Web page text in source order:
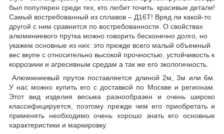
был популярен среди тех, кто любит точить красивые детали!
Самый востребованный из сплавов – Д16Т! Вряд ли какой-то
другой с ним сравнится по востребованности. О свойствах
алюминиевого прутка можно говорить бесконечно долго, но
укажем основные из них: это прежде всего малый объемный
вес вкупе с относительно высокой прочностью, устойчивость к
коррозиии и агресивным средам а так же его экологичность.
Алюминиевый пруток поставляется длиной 2м, 3м или 6м.
У нас можно купить его с доставкой по Москве и регионам.
Этот вид изделия весьма разнообразен и очень широко
классифицируется, поэтому прежде чем его приобретать и
применять необходимо очень хорошо знать его основные
характеристики и маркировку.